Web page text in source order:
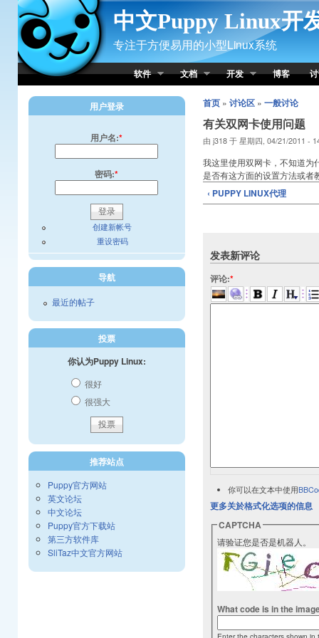
Skip to Content
中文Puppy Linux开
专注于方便易用的小型Linux系统
软件 文档 开发 博客
首页» 讨论区» 一般讨论
有关双网卡使用问题
由 j318 于 星期四, 04/21/2011 -
我这里使用双网卡，不知道为
是否有这方面的设置方法或者
‹ PUPPY LINUX代理
发表新评论
评论:*
你可以在文本中使用
更多关於格式化选项的信息
CAPTCHA
请验证您是否是机器人。
What code is in the
用户登录
用户名:*
密码:*
创建新帐号
重设密码
导航
最近的帖子
投票
你认为Puppy Linux:
很好
很强大
推荐站点
Puppy官方网站
英文论坛
中文论坛
Puppy官方下载站
第三方软件库
SliTaz中文官方网站